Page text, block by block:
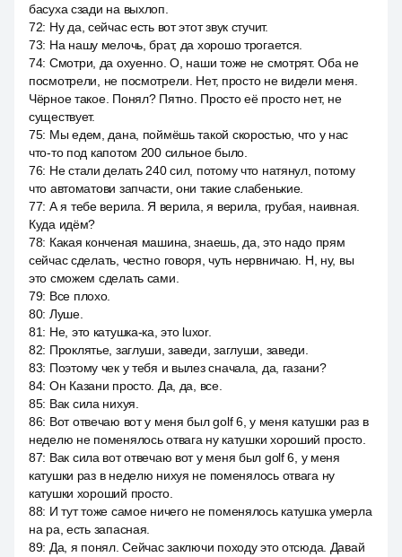
басуха сзади на выхлоп.
72: Ну да, сейчас есть вот этот звук стучит.
73: На нашу мелочь, брат, да хорошо трогается.
74: Смотри, да охуенно. О, наши тоже не смотрят. Оба не
посмотрели, не посмотрели. Нет, просто не видели меня.
Чёрное такое. Понял? Пятно. Просто её просто нет, не
существует.
75: Мы едем, дана, поймёшь такой скоростью, что у нас
что-то под капотом 200 сильное было.
76: Не стали делать 240 сил, потому что натянул, потому
что автоматови запчасти, они такие слабенькие.
77: А я тебе верила. Я верила, я верила, грубая, наивная.
Куда идём?
78: Какая конченая машина, знаешь, да, это надо прям
сейчас сделать, честно говоря, чуть нервничаю. Н, ну, вы
это сможем сделать сами.
79: Все плохо.
80: Луше.
81: Не, это катушка-ка, это luxor.
82: Проклятье, заглуши, заведи, заглуши, заведи.
83: Поэтому чек у тебя и вылез сначала, да, газани?
84: Он Казани просто. Да, да, все.
85: Вак сила нихуя.
86: Вот отвечаю вот у меня был golf 6, у меня катушки раз в
неделю не поменялось отвага ну катушки хороший просто.
87: Вак сила вот отвечаю вот у меня был golf 6, у меня
катушки раз в неделю нихуя не поменялось отвага ну
катушки хороший просто.
88: И тут тоже самое ничего не поменялось катушка умерла
на ра, есть запасная.
89: Да, я понял. Сейчас заключи походу это отсюда. Давай